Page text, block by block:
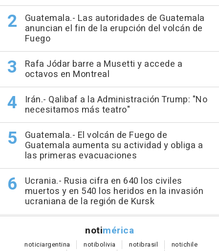
Guatemala.- Las autoridades de Guatemala
anuncian el fin de la erupción del volcán de
Fuego
Rafa Jódar barre a Musetti y accede a
octavos en Montreal
Irán.- Qalibaf a la Administración Trump: "No
necesitamos más teatro"
Guatemala.- El volcán de Fuego de
Guatemala aumenta su actividad y obliga a
las primeras evacuaciones
Ucrania.- Rusia cifra en 640 los civiles
muertos y en 540 los heridos en la invasión
ucraniana de la región de Kursk
notimérica
noticiargentina notibolivia notibrasil notichile